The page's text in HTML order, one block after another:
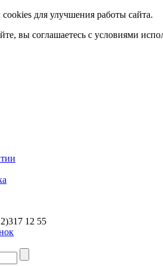
для улучшения работы сайта.
вы соглашаетесь с условиями
317 12 55